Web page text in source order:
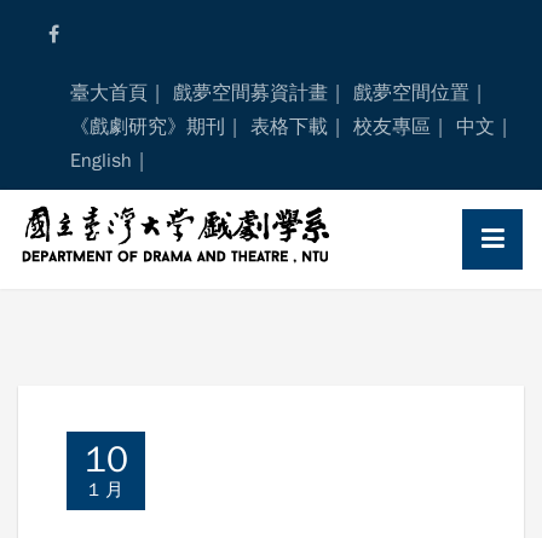
臺大首頁 戲夢空間募資計畫
戲夢空間位置
《戲劇研究》期刊
表格下載 校友專區
中文
English
10
1 月